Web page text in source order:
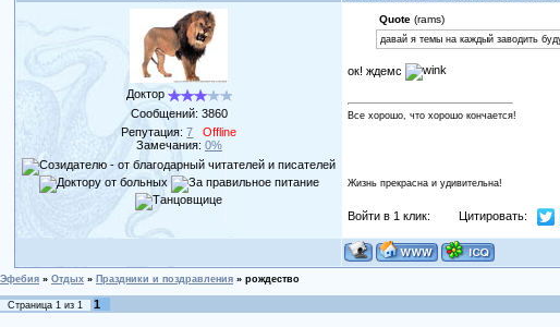
Доктор
Сообщений: 3860
Репутация:7
Offline
Замечания: 0%
Quote (rams)
давай я темы на каждый заводить
ок! ждемс
Все хорошо, что хорошо кончается!
Жизнь прекрасна и удивительна!
Войти в 1 клик: Цитировать:
Эфебия » Отдых » Праздники и поздравления » рождество
Страница 1 из 1
1